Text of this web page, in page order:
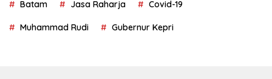
Batam Jasa Raharja Covid-19
Muhammad Rudi Gubernur Kepri